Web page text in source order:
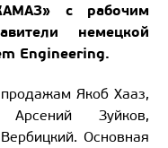
с рабочим
немецкой
Engineering.
Якоб Хааз,
Зуйков,
Основная